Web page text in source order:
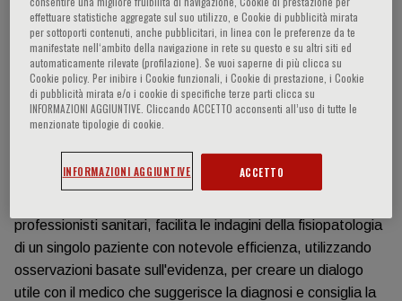
In un periodo di tempo straordinariamente breve,
l'Intelligenza Artificiale (IA) sta producendo quella che molti
ritengono essere la quarta rivoluzione industriale,
permeando praticamente tutti i settori della vita umana. La
medicina non fa eccezione e l'IA si sta rivelando un potente
aiuto per la salute pubblica e la cura dei pazienti, a partire
dai governi e dalle grandi istituzioni fino al singolo studio
medico. L'IA semplifica quelle che un tempo erano onerose
professionisti sanitari, facilita le indagini della fisiopatologia
di un singolo paziente con notevole efficienza, utilizzando
osservazioni basate sull'evidenza, per creare un dialogo
utile con il medico che suggerisce la diagnosi e consiglia la
effettuare statistiche aggregate sul suo utilizzo, e Cookie di pubblicità mirata
per sottoporti contenuti, anche pubblicitari, in linea con le preferenze da te
manifestate nell‘ambito della navigazione in rete su questo e su altri siti ed
automaticamente rilevate (profilazione). Se vuoi saperne di più clicca su
Cookie policy. Per inibire i Cookie funzionali, i Cookie di prestazione, i Cookie
di pubblicità mirata e/o i cookie di specifiche terze parti clicca su
INFORMAZIONI AGGIUNTIVE. Cliccando ACCETTO acconsenti all’uso di tutte le
menzionate tipologie di cookie.
INFORMAZIONI AGGIUNTIVE ACCETTO